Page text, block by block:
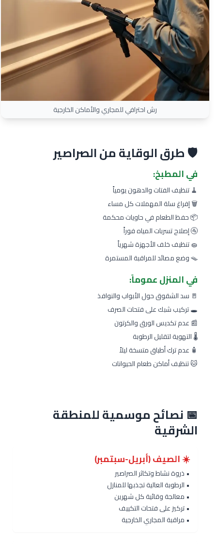
رش احترافي للمجاري والأماكن الخارجية
🛡️ طرق الوقاية من الصراصير
في المطبخ:
🧹 تنظيف الفتات والدهون يومياً
🗑️ إفراغ سلة المهملات كل مساء
📦 حفظ الطعام في حاويات محكمة
🚰 إصلاح تسربات المياه فوراً
🧽 تنظيف خلف الأجهزة شهرياً
🪤 وضع مصائد للمراقبة المستمرة
في المنزل عموماً:
🚪 سد الشقوق حول الأبواب والنوافذ
🕳️ تركيب شبك على فتحات الصرف
📰 عدم تكديس الورق والكرتون
🌡️ التهوية لتقليل الرطوبة
🧴 عدم ترك أطباق متسخة ليلاً
🐱 تنظيف أماكن طعام الحيوانات
📅 نصائح موسمية للمنطقة
الشرقية
☀️ الصيف (أبريل-سبتمبر)
• ذروة نشاط وتكاثر الصراصير
• الرطوبة العالية تجذبها للمنازل
• معالجة وقائية كل شهرين
• تركيز على فتحات التكييف
• مراقبة المجاري الخارجية